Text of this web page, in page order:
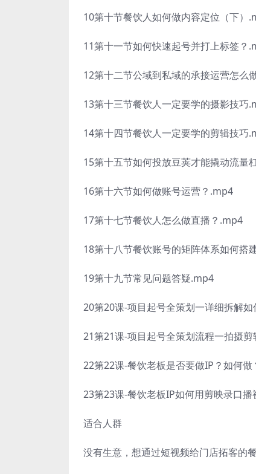
10第十节餐饮人如何做内容定位（下）
11第十一节如何快速起号并打上标签？
12第十二节公域到私域的承接运营怎么
13第十三节餐饮人一定要学的摄影技巧
14第十四节餐饮人一定要学的剪辑技巧
15第十五节如何投放豆荚才能撬动流量
16第十六节如何做账号运营？.mp4
17第十七节餐饮人怎么做直播？.mp4
18第十八节餐饮账号的矩阵体系如何搭
19第十九节常见问题答疑.mp4
20第20课-项目起号全策划一详细拆解
21第21课-项目起号全策划流程一拍摄
22第22课-餐饮老板是否要做IP？如何
23第23课-餐饮老板IP如何用剪映录口
适合人群
没有生意，想通过短视频给门店拓客的餐